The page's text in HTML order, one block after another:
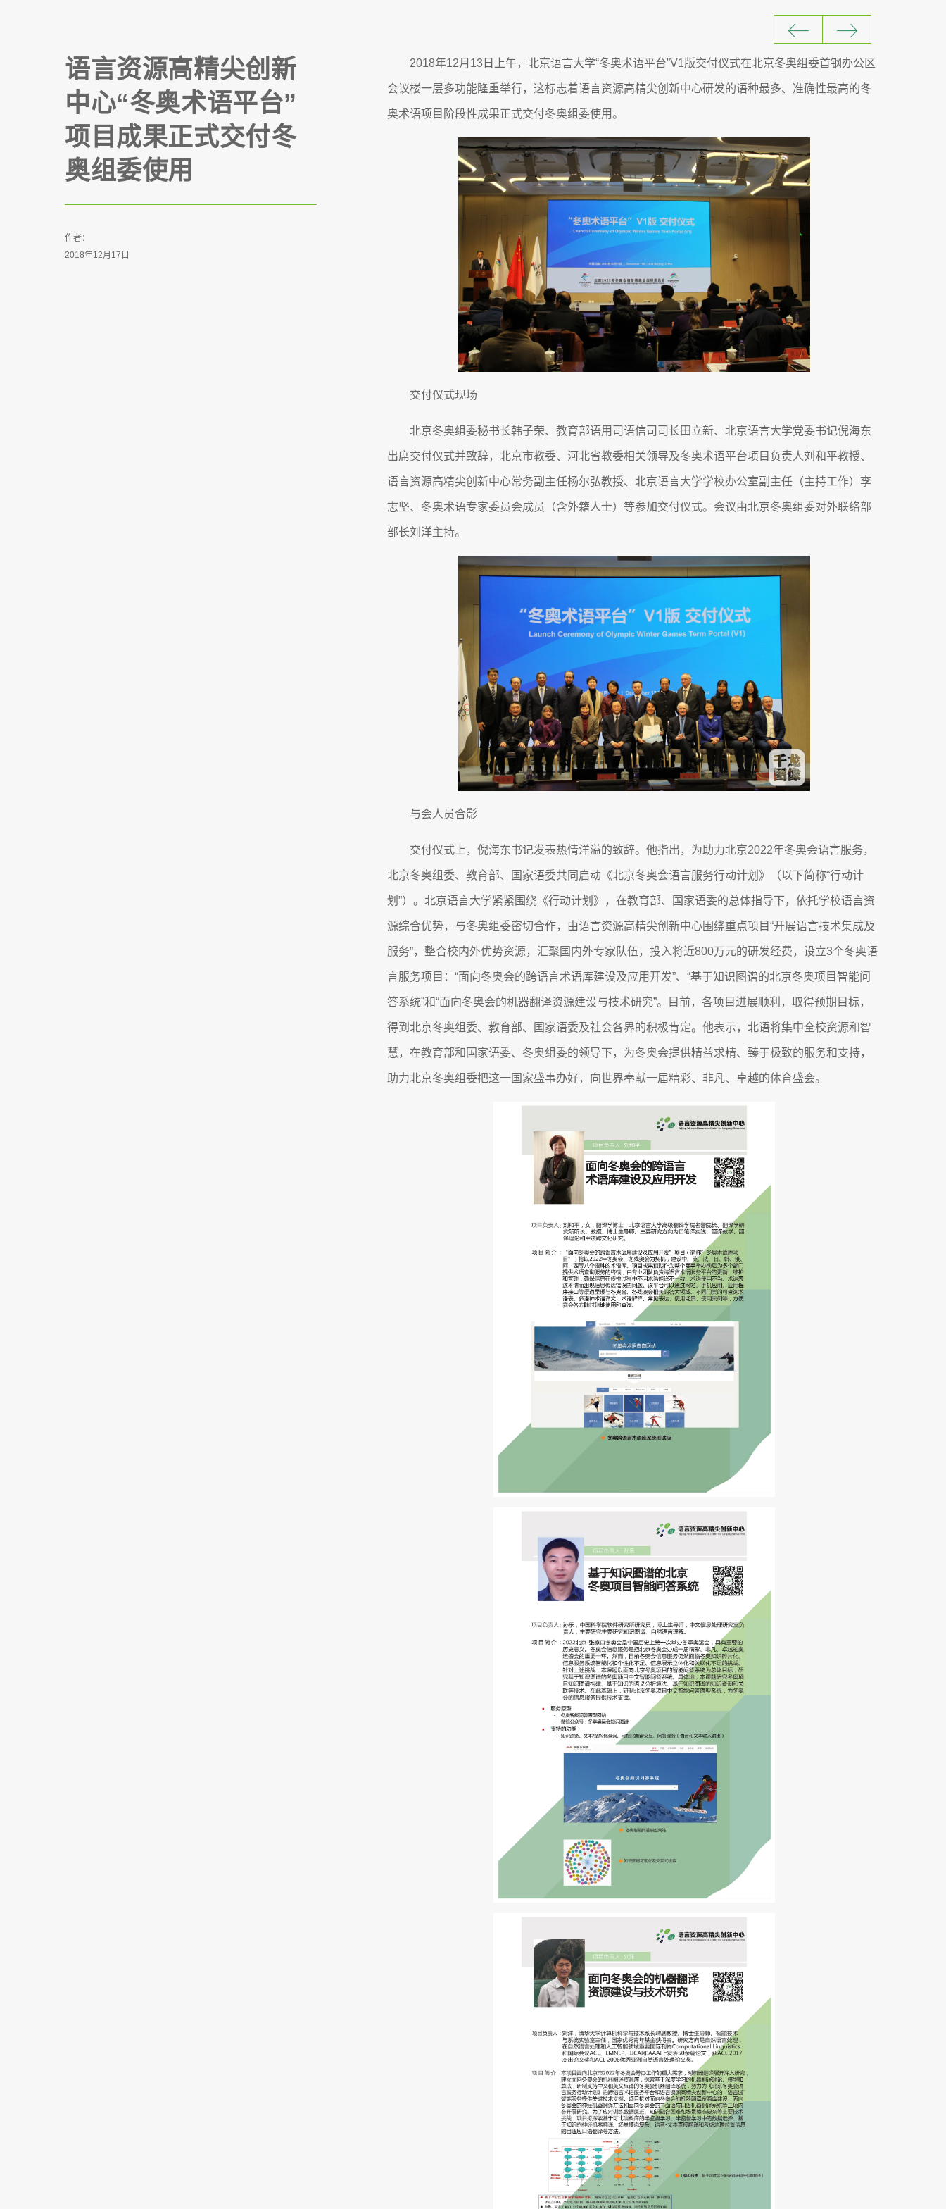
语言资源高精尖创新
中心“冬奥术语平台”
项目成果正式交付冬
奥组委使用
作者：
2018年12月17日
2018年12月13日上午，北京语言大学“冬奥术语平台”V1版交付仪式在北京冬奥组委首钢办公区
会议楼一层多功能隆重举行，这标志着语言资源高精尖创新中心研发的语种最多、准确性最高的冬
奥术语项目阶段性成果正式交付冬奥组委使用。
交付仪式现场
北京冬奥组委秘书长韩子荣、教育部语用司语信司司长田立新、北京语言大学党委书记倪海东
出席交付仪式并致辞，北京市教委、河北省教委相关领导及冬奥术语平台项目负责人刘和平教授、
语言资源高精尖创新中心常务副主任杨尔弘教授、北京语言大学学校办公室副主任（主持工作）李
志坚、冬奥术语专家委员会成员（含外籍人士）等参加交付仪式。会议由北京冬奥组委对外联络部
部长刘洋主持。
与会人员合影
交付仪式上，倪海东书记发表热情洋溢的致辞。他指出，为助力北京2022年冬奥会语言服务，
北京冬奥组委、教育部、国家语委共同启动《北京冬奥会语言服务行动计划》（以下简称“行动计
划”）。北京语言大学紧紧围绕《行动计划》，在教育部、国家语委的总体指导下，依托学校语言资
源综合优势，与冬奥组委密切合作，由语言资源高精尖创新中心围绕重点项目“开展语言技术集成及
服务”，整合校内外优势资源，汇聚国内外专家队伍，投入将近800万元的研发经费，设立3个冬奥语
言服务项目：“面向冬奥会的跨语言术语库建设及应用开发”、“基于知识图谱的北京冬奥项目智能问
答系统”和“面向冬奥会的机器翻译资源建设与技术研究”。目前，各项目进展顺利，取得预期目标，
得到北京冬奥组委、教育部、国家语委及社会各界的积极肯定。他表示，北语将集中全校资源和智
慧，在教育部和国家语委、冬奥组委的领导下，为冬奥会提供精益求精、臻于极致的服务和支持，
助力北京冬奥组委把这一国家盛事办好，向世界奉献一届精彩、非凡、卓越的体育盛会。